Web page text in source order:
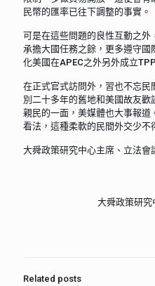
民幣的匯率已往下調整的事實。
可是在這些問題的良性互動之
承擔大國任務之餘，更多遵守
化美國在APEC之外另外成立
在正式官式訪問外，習也不忘
別二十多年的舊地和美國故友
親民的一面，美媒體也大事報
看法，這種柔軟的民間外交少不
大舜政策研究中心主席、立法會
大舜政策研究
Related posts